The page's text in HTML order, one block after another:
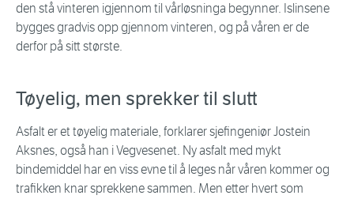
den stå vinteren igjennom til vårløsninga begynner. Islinsene
bygges gradvis opp gjennom vinteren, og på våren er de
derfor på sitt største.
Tøyelig, men sprekker til slutt
Asfalt er et tøyelig materiale, forklarer sjefingeniør Jostein
Aksnes, også han i Vegvesenet. Ny asfalt med mykt
bindemiddel har en viss evne til å leges når våren kommer og
trafikken knar sprekkene sammen. Men etter hvert som